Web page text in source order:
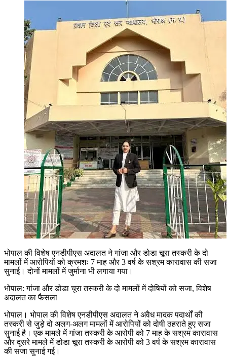
भोपाल की विशेष एनडीपीएस अदालत ने गांजा और डोडा चूरा तस्करी के दो
मामलों में आरोपियों को क्रमशः 7 माह और 3 वर्ष के सश्रम कारावास की सजा
सुनाई। दोनों मामलों में जुर्माना भी लगाया गया।
भोपाल: गांजा और डोडा चूरा तस्करी के दो मामलों में दोषियों को सजा, विशेष
अदालत का फैसला
भोपाल। भोपाल की विशेष एनडीपीएस अदालत ने अवैध मादक पदार्थों की
तस्करी से जुड़े दो अलग-अलग मामलों में आरोपियों को दोषी ठहराते हुए सजा
सुनाई है। एक मामले में गांजा तस्करी के आरोपी को 7 माह के सश्रम कारावास
और दूसरे मामले में डोडा चूरा तस्करी के आरोपी को 3 वर्ष के सश्रम कारावास
की सजा सुनाई गई।